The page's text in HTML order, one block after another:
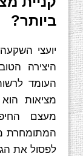
ביותר?
יועצי
היצירה
העומד
מציאות
מעצם
המתומחרת
לפסול את